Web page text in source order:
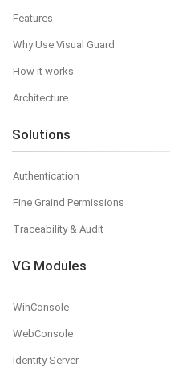
Features
Why Use Visual Guard
How it works
Architecture
Solutions
Authentication
Fine Graind Permissions
Traceability & Audit
VG Modules
WinConsole
WebConsole
Identity Server